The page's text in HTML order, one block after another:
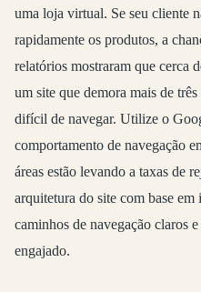
uma loja virtual. Se seu cliente
rapidamente os produtos, a
relatórios mostraram que cerca
um site que demora mais de
difícil de navegar. Utilize o
comportamento de navegação
áreas estão levando a taxas de
arquitetura do site com base
caminhos de navegação claros
engajado.